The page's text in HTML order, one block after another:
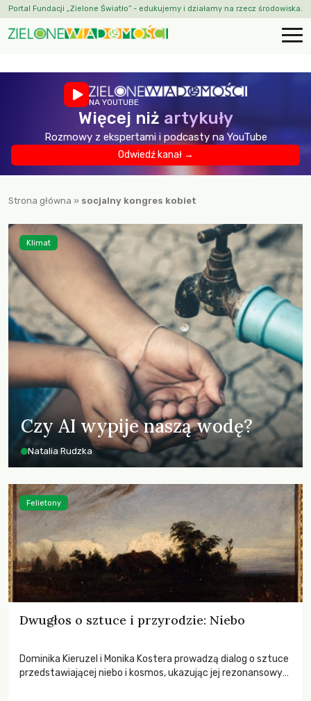
Portal Fundacji „Zielone Światło” - edukujemy i działamy na rzecz środowiska.
NA YOUTUBE
Więcej niż artykuły
Rozmowy z ekspertami i podcasty na YouTube
Odwiedź kanał →
Strona główna » socjalny kongres kobiet
Czy AI wypije naszą wodę?
Natalia Rudzka
Klimat
Dwugłos o sztuce i przyrodzie: Niebo
Dominika Kieruzel i Monika Kostera prowadzą dialog o sztuce
przedstawiającej niebo i kosmos, ukazując jej rezonansowy
Felietony